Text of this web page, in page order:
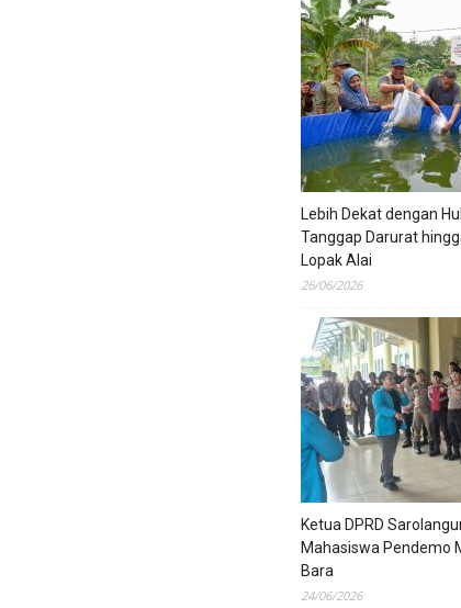
Lebih Dekat dengan
Tanggap Darurat
Lopak Alai
26/06/2026
Ketua DPRD
Mahasiswa Pendemo
Bara
24/06/2026